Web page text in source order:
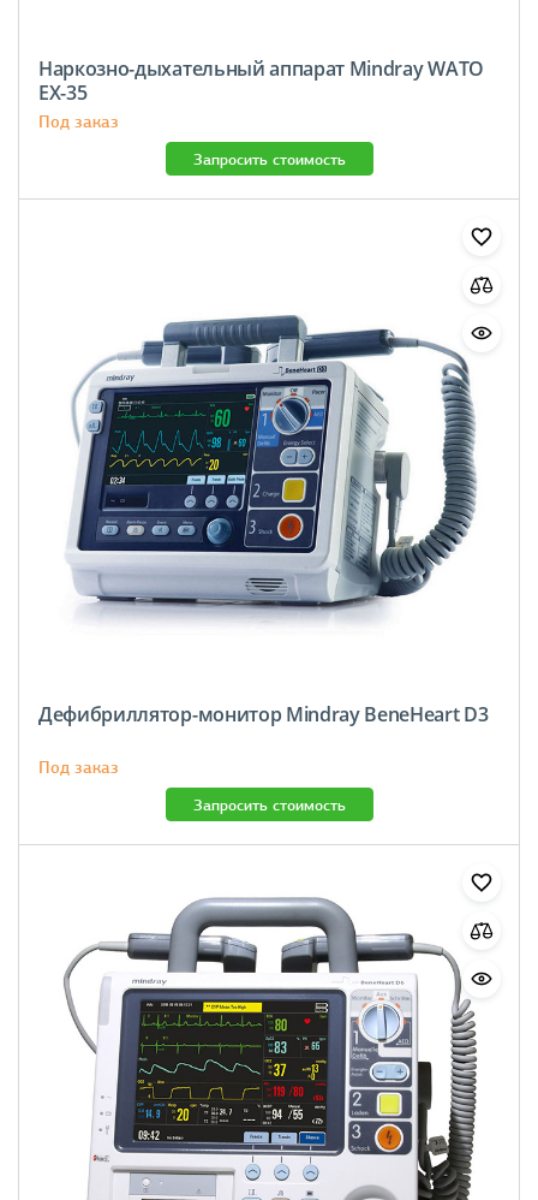
Наркозно-дыхательный аппарат Mindray WATO
EX-35
Под заказ
Запросить стоимость
Дефибриллятор-монитор Mindray BeneHeart D3
Под заказ
Запросить стоимость